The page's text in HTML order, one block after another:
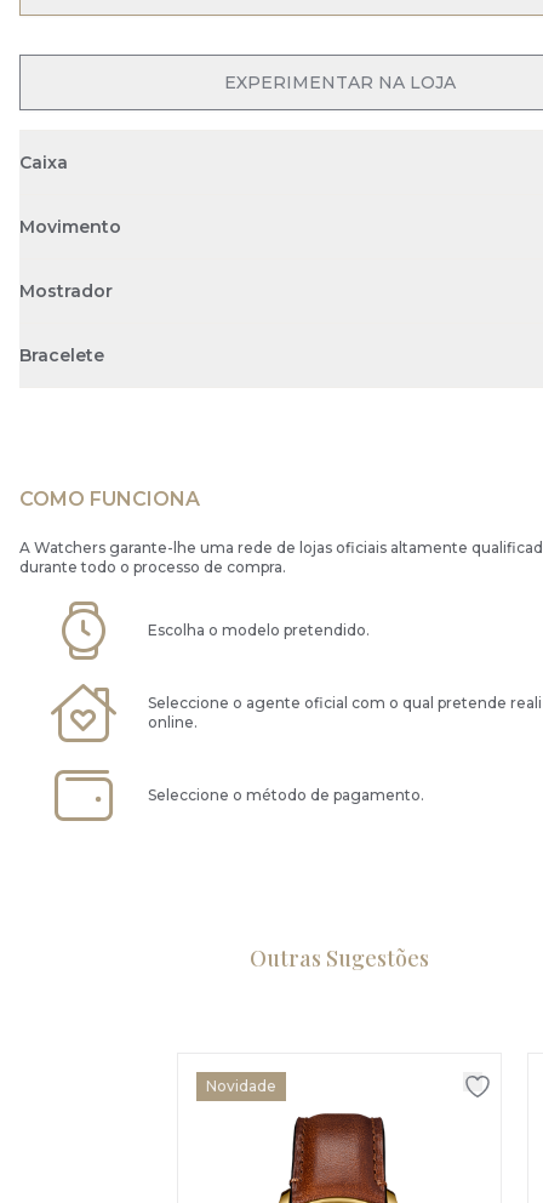
OPEN MENU
EXPERIMENTAR NA LOJA
Caixa
Movimento
Mostrador
Bracelete
COMO FUNCIONA
A Watchers garante-lhe uma rede de lojas oficiais altamente
durante todo o processo de compra.
Escolha o modelo pretendido.
Seleccione o agente oficial com o qual pretende
online.
Seleccione o método de pagamento.
Outras Sugestões
Novidade